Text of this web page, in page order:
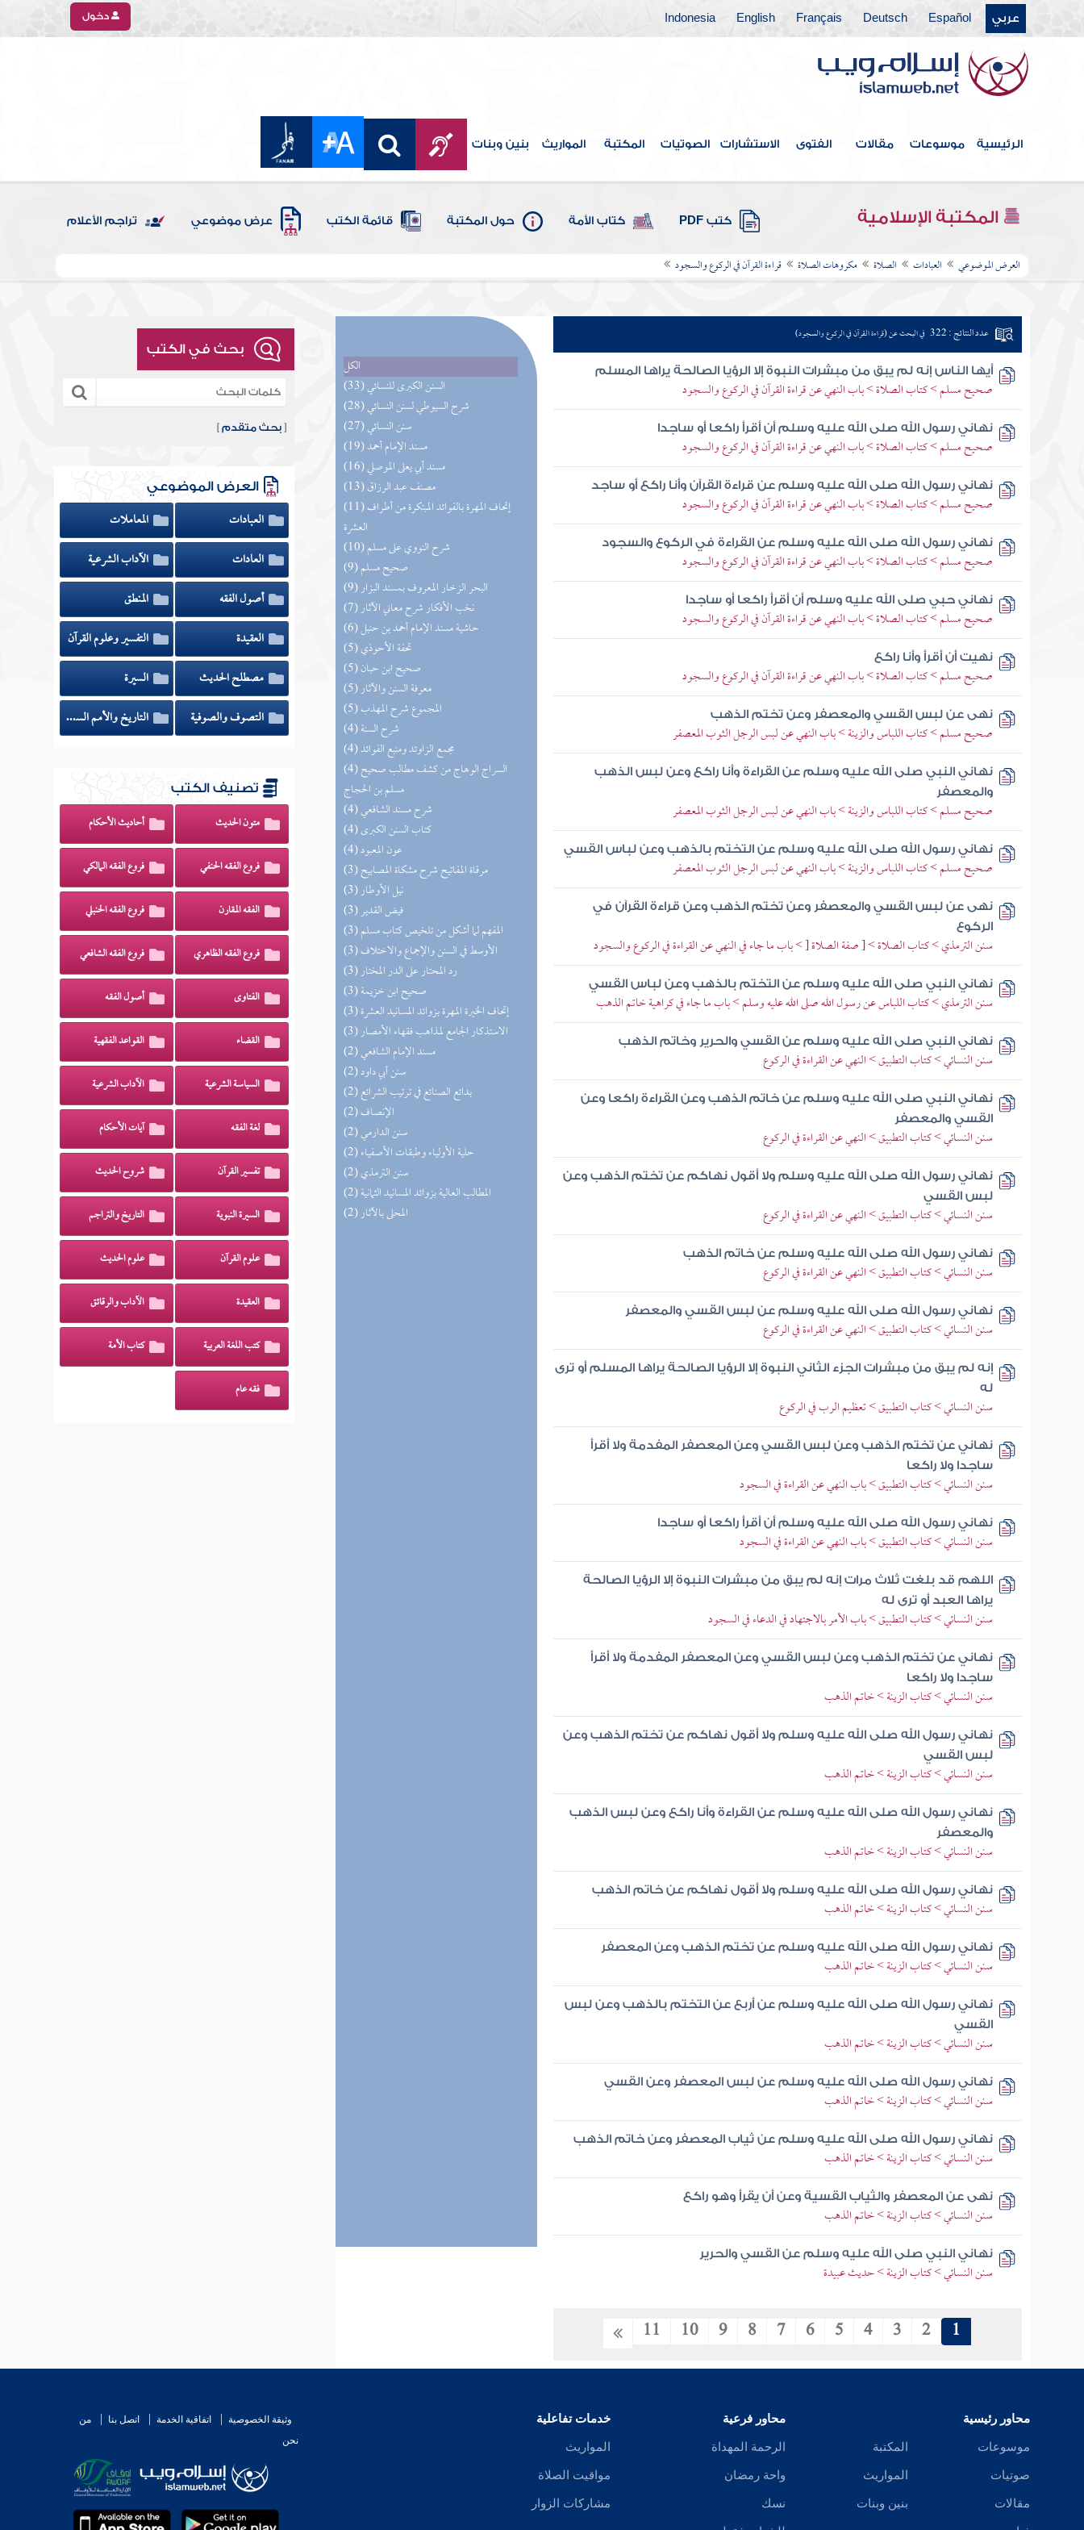
عربي Español
Deutsch
Français
English
Indonesia دخول
الرئيسية موسوعات مقالات الفتوى الاستشارات الصوتيات المكتبة المواريث بنين وبنات
المكتبة الإسلامية كتب PDF كتاب الأمة حول المكتبة قائمة الكتب عرض موضوعي تراجم الأعلام
العرض الموضوعي العبادات الصلاة مكروهات الصلاة قراءة القرآن في الركوع والسجود
الكل
(33) السنن الكبرى للنسائي
(28) شرح السيوطي لسنن النسائي
(27) سنن النسائي
(19) مسند الإمام أحمد
(16) مسند أبي يعلى الموصلي
(13) مصنف عبد الرزاق
(11) إتحاف المهرة بالفوائد المبتكرة من أطراف
العشرة
(10) شرح النووي على مسلم
(9) صحيح مسلم
(9) البحر الزخار المعروف بمسند البزار
(7) نخب الأفكار شرح معاني الآثار
(6) حاشية مسند الإمام أحمد بن حنبل
(5) تحفة الأحوذي
(5) صحيح ابن حبان
(5) معرفة السنن والآثار
(5) المجموع شرح المهذب
(4) شرح السنة
(4) مجمع الزاوئد ومنبع الفوائد
(4) السراج الوهاج من كشف مطالب صحيح
مسلم بن الحجاج
(4) شرح مسند الشافعي
(4) كتاب السنن الكبرى
(4) عون المعبود
(3) مرقاة المفاتيح شرح مشكاة المصابيح
(3) نيل الأوطار
(3) فيض القدير
(3) المفهم لما أشكل من تلخيص كتاب مسلم
(3) الأوسط في السنن والإجماع والاختلاف
(3) رد المحتار على الدر المختار
(3) صحيح ابن خزيمة
(3) إتحاف الخيرة المهرة بزوائد المسانيد العشرة
(3) الاستذكار الجامع لمذاهب فقهاء الأمصار
(2) مسند الإمام الشافعي
(2) سنن أبي داود
(2) بدائع الصنائع في ترتيب الشرائع
(2) الإنصاف
(2) سنن الدارمي
(2) حلية الأولياء وطبقات الأصفياء
(2) سنن الترمذي
(2) المطالب العالية بزوائد المسانيد الثمانية
(2) المحلى بالآثار
عدد النتائج : 322 في البحث عن (قراءة القرآن في الركوع والسجود)
أيها الناس إنه لم يبق من مبشرات النبوة إلا الرؤيا الصالحة يراها المسلم
صحيح مسلم > كتاب الصلاة > باب النهي عن قراءة القرآن في الركوع والسجود
نهاني رسول الله صلى الله عليه وسلم أن أقرأ راكعا أو ساجدا
صحيح مسلم > كتاب الصلاة > باب النهي عن قراءة القرآن في الركوع والسجود
نهاني رسول الله صلى الله عليه وسلم عن قراءة القرآن وأنا راكع أو ساجد
صحيح مسلم > كتاب الصلاة > باب النهي عن قراءة القرآن في الركوع والسجود
نهاني رسول الله صلى الله عليه وسلم عن القراءة في الركوع والسجود
صحيح مسلم > كتاب الصلاة > باب النهي عن قراءة القرآن في الركوع والسجود
نهاني حبي صلى الله عليه وسلم أن أقرأ راكعا أو ساجدا
صحيح مسلم > كتاب الصلاة > باب النهي عن قراءة القرآن في الركوع والسجود
نهيت أن أقرأ وأنا راكع
صحيح مسلم > كتاب الصلاة > باب النهي عن قراءة القرآن في الركوع والسجود
نهى عن لبس القسي والمعصفر وعن تختم الذهب
صحيح مسلم > كتاب اللباس والزينة > باب النهي عن لبس الرجل الثوب المعصفر
نهاني النبي صلى الله عليه وسلم عن القراءة وأنا راكع وعن لبس الذهب
والمعصفر
صحيح مسلم > كتاب اللباس والزينة > باب النهي عن لبس الرجل الثوب المعصفر
نهاني رسول الله صلى الله عليه وسلم عن التختم بالذهب وعن لباس القسي
صحيح مسلم > كتاب اللباس والزينة > باب النهي عن لبس الرجل الثوب المعصفر
نهى عن لبس القسي والمعصفر وعن تختم الذهب وعن قراءة القرآن في
الركوع
سنن الترمذي > كتاب الصلاة > [ صفة الصلاة [ > باب ما جاء في النهي عن القراءة في الركوع والسجود
نهاني النبي صلى الله عليه وسلم عن التختم بالذهب وعن لباس القسي
سنن الترمذي > كتاب اللباس عن رسول الله صلى الله عليه وسلم > باب ما جاء في كراهية خاتم الذهب
نهاني النبي صلى الله عليه وسلم عن القسي والحرير وخاتم الذهب
سنن النسائي > كتاب التطبيق > النهي عن القراءة في الركوع
نهاني النبي صلى الله عليه وسلم عن خاتم الذهب وعن القراءة راكعا وعن
القسي والمعصفر
سنن النسائي > كتاب التطبيق > النهي عن القراءة في الركوع
نهاني رسول الله صلى الله عليه وسلم ولا أقول نهاكم عن تختم الذهب وعن
لبس القسي
سنن النسائي > كتاب التطبيق > النهي عن القراءة في الركوع
نهاني رسول الله صلى الله عليه وسلم عن خاتم الذهب
سنن النسائي > كتاب التطبيق > النهي عن القراءة في الركوع
نهاني رسول الله صلى الله عليه وسلم عن لبس القسي والمعصفر
سنن النسائي > كتاب التطبيق > النهي عن القراءة في الركوع
إنه لم يبق من مبشرات الجزء الثاني النبوة إلا الرؤيا الصالحة يراها المسلم أو ترى
له
سنن النسائي > كتاب التطبيق > تعظيم الرب في الركوع
نهاني عن تختم الذهب وعن لبس القسي وعن المعصفر المفدمة ولا أقرأ
ساجدا ولا راكعا
سنن النسائي > كتاب التطبيق > باب النهي عن القراءة في السجود
نهاني رسول الله صلى الله عليه وسلم أن أقرأ راكعا أو ساجدا
سنن النسائي > كتاب التطبيق > باب النهي عن القراءة في السجود
اللهم قد بلغت ثلاث مرات إنه لم يبق من مبشرات النبوة إلا الرؤيا الصالحة
يراها العبد أو ترى له
سنن النسائي > كتاب التطبيق > باب الأمر بالاجتهاد في الدعاء في السجود
نهاني عن تختم الذهب وعن لبس القسي وعن المعصفر المفدمة ولا أقرأ
ساجدا ولا راكعا
سنن النسائي > كتاب الزينة > خاتم الذهب
نهاني رسول الله صلى الله عليه وسلم ولا أقول نهاكم عن تختم الذهب وعن
لبس القسي
سنن النسائي > كتاب الزينة > خاتم الذهب
نهاني رسول الله صلى الله عليه وسلم عن القراءة وأنا راكع وعن لبس الذهب
والمعصفر
سنن النسائي > كتاب الزينة > خاتم الذهب
نهاني رسول الله صلى الله عليه وسلم ولا أقول نهاكم عن خاتم الذهب
سنن النسائي > كتاب الزينة > خاتم الذهب
نهاني رسول الله صلى الله عليه وسلم عن تختم الذهب وعن المعصفر
سنن النسائي > كتاب الزينة > خاتم الذهب
نهاني رسول الله صلى الله عليه وسلم عن أربع عن التختم بالذهب وعن لبس
القسي
سنن النسائي > كتاب الزينة > خاتم الذهب
نهاني رسول الله صلى الله عليه وسلم عن لبس المعصفر وعن القسي
سنن النسائي > كتاب الزينة > خاتم الذهب
نهاني رسول الله صلى الله عليه وسلم عن ثياب المعصفر وعن خاتم الذهب
سنن النسائي > كتاب الزينة > خاتم الذهب
نهى عن المعصفر والثياب القسية وعن أن يقرأ وهو راكع
سنن النسائي > كتاب الزينة > خاتم الذهب
نهاني النبي صلى الله عليه وسلم عن القسي والحرير
سنن النسائي > كتاب الزينة > حديث عبيدة
1
2
3
4
5
6
7
8
9
10
11
بحث في الكتب
[بحث متقدم ]
العرض الموضوعي
العبادات
المعاملات
العادات
الآداب الشرعية
أصول الفقه
المنطق
العقيدة
التفسير وعلوم القرآن
مصطلح الحديث
السيرة
التصوف والصوفية
التاريخ والأمم السابقة
تصنيف الكتب
متون الحديث أحاديث الأحكام
فروع الفقه الحنفي فروع الفقه المالكي
الفقه المقارن فروع الفقه الحنبلي
فروع الفقه الظاهري فروع الفقه الشافعي
الفتاوى أصول الفقه
القضاء القواعد الفقهية
السياسة الشرعية الآداب الشرعية
لغة الفقه آيات الأحكام
تفسير القرآن شروح الحديث
السيرة النبوية التاريخ والتراجم
علوم القرآن علوم الحديث
العقيدة الآداب والرقائق
كتب اللغة العربية كتاب الأمة
فقه عام
محاور رئيسية
موسوعات
صوتيات
مقالات
المكتبة
المواريث
بنين وبنات
محاور فرعية
الرحمة المهداة
واحة رمضان
نسك
خدمات تفاعلية
المواريث
مواقيت الصلاة
مشاركات الزوار
وثيقة الخصوصية اتفاقية الخدمة اتصل بنا
من
نحن